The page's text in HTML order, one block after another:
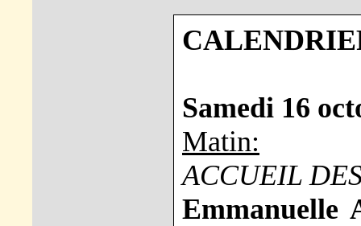
Samedi 16
Matin:
ACCUEIL
Emmanuelle